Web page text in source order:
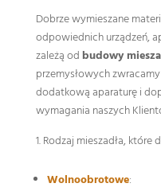
Dobrze wymieszane
odpowiednich urządzeń,
zależą odbudowy
przemysłowych
dodatkową aparaturę i
wymagania naszych
Rodzaj mieszadła, które
Wolnoobrotowe: